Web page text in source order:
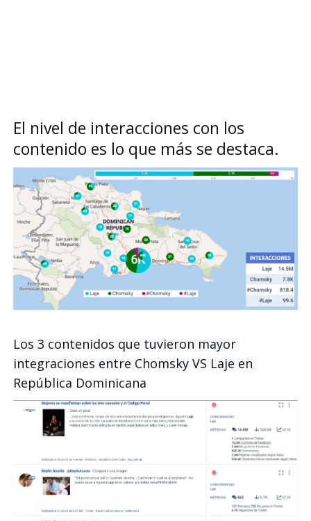
El nivel de interacciones con los
contenido es lo que más se destaca.
Los 3 contenidos que tuvieron mayor
integraciones entre Chomsky VS Laje en
República Dominicana